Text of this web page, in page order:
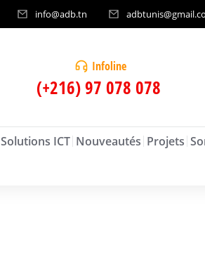
info@adb.tn
Infoline
(+216) 97 078 078
Solutions ICT Nouveautés Projets